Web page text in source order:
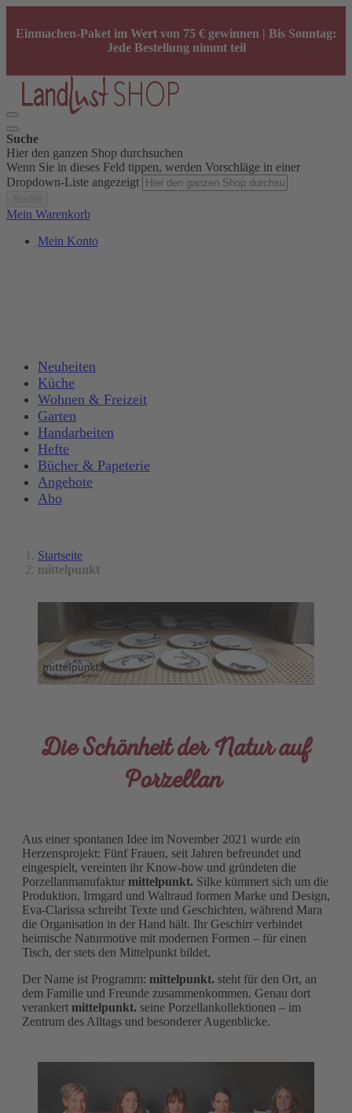
Einmachen-Paket im Wert von 75 € gewinnen | Bis Sonntag:
Jede Bestellung nimmt teil
Suche
Hier den ganzen Shop durchsuchen
Wenn Sie in dieses Feld tippen, werden Vorschläge in einer
Dropdown-Liste angezeigt
Mein Warenkorb
Mein Konto
Neuheiten
Küche
Wohnen & Freizeit
Garten
Handarbeiten
Hefte
Bücher & Papeterie
Angebote
Abo
Startseite
mittelpunkt
Die Schönheit der Natur auf
Porzellan
Aus einer spontanen Idee im November 2021 wurde ein
Herzensprojekt: Fünf Frauen, seit Jahren befreundet und
eingespielt, vereinten ihr Know-how und gründeten die
Porzellanmanufaktur mittelpunkt. Silke kümmert sich um die
Produktion, Irmgard und Waltraud formen Marke und Design,
Eva-Clarissa schreibt Texte und Geschichten, während Mara
die Organisation in der Hand hält. Ihr Geschirr verbindet
heimische Naturmotive mit modernen Formen – für einen
Tisch, der stets den Mittelpunkt bildet.
Der Name ist Programm: mittelpunkt. steht für den Ort, an
dem Familie und Freunde zusammenkommen. Genau dort
verankert mittelpunkt. seine Porzellankollektionen – im
Zentrum des Alltags und besonderer Augenblicke.